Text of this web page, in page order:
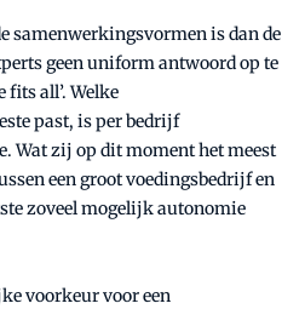
samenwerkingsvormen is dan de
geen uniform antwoord op te
fits all’. Welke
past, is per bedrijf
Wat zij op dit moment het meest
een groot voedingsbedrijf en
zoveel mogelijk autonomie
voorkeur voor een